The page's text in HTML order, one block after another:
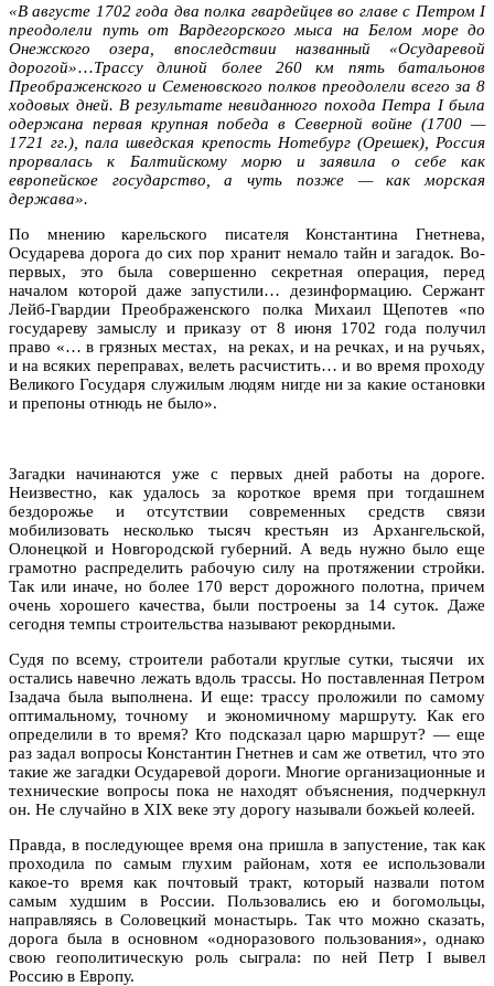
«В августе 1702 года два полка гвардейцев во главе с Петром I
преодолели путь от Вардегорского мыса на Белом море до
Онежского озера, впоследствии названный «Осударевой
дорогой»…Трассу длиной более 260 км пять батальонов
Преображенского и Семеновского полков преодолели всего за 8
ходовых дней. В результате невиданного похода Петра I была
одержана первая крупная победа в Северной войне (1700 —
1721 гг.), пала шведская крепость Нотебург (Орешек), Россия
прорвалась к Балтийскому морю и заявила о себе как
европейское государство, а чуть позже — как морская
держава».
По мнению карельского писателя Константина Гнетнева,
Осударева дорога до сих пор хранит немало тайн и загадок. Во-
первых, это была совершенно секретная операция, перед
началом которой даже запустили… дезинформацию. Сержант
Лейб-Гвардии Преображенского полка Михаил Щепотев «по
государеву замыслу и приказу от 8 июня 1702 года получил
право «… в грязных местах, на реках, и на речках, и на ручьях,
и на всяких переправах, велеть расчистить… и во время проходу
Великого Государя служилым людям нигде ни за какие остановки
и препоны отнюдь не было».
Загадки начинаются уже с первых дней работы на дороге.
Неизвестно, как удалось за короткое время при тогдашнем
бездорожье и отсутствии современных средств связи
мобилизовать несколько тысяч крестьян из Архангельской,
Олонецкой и Новгородской губерний. А ведь нужно было еще
грамотно распределить рабочую силу на протяжении стройки.
Так или иначе, но более 170 верст дорожного полотна, причем
очень хорошего качества, были построены за 14 суток. Даже
сегодня темпы строительства называют рекордными.
Судя по всему, строители работали круглые сутки, тысячи их
остались навечно лежать вдоль трассы. Но поставленная Петром
Iзадача была выполнена. И еще: трассу проложили по самому
оптимальному, точному и экономичному маршруту. Как его
определили в то время? Кто подсказал царю маршрут? — еще
раз задал вопросы Константин Гнетнев и сам же ответил, что это
такие же загадки Осударевой дороги. Многие организационные и
технические вопросы пока не находят объяснения, подчеркнул
он. Не случайно в XIX веке эту дорогу называли божьей колеей.
Правда, в последующее время она пришла в запустение, так как
проходила по самым глухим районам, хотя ее использовали
какое-то время как почтовый тракт, который назвали потом
самым худшим в России. Пользовались ею и богомольцы,
направляясь в Соловецкий монастырь. Так что можно сказать,
дорога была в основном «одноразового пользования», однако
свою геополитическую роль сыграла: по ней Петр I вывел
Россию в Европу.